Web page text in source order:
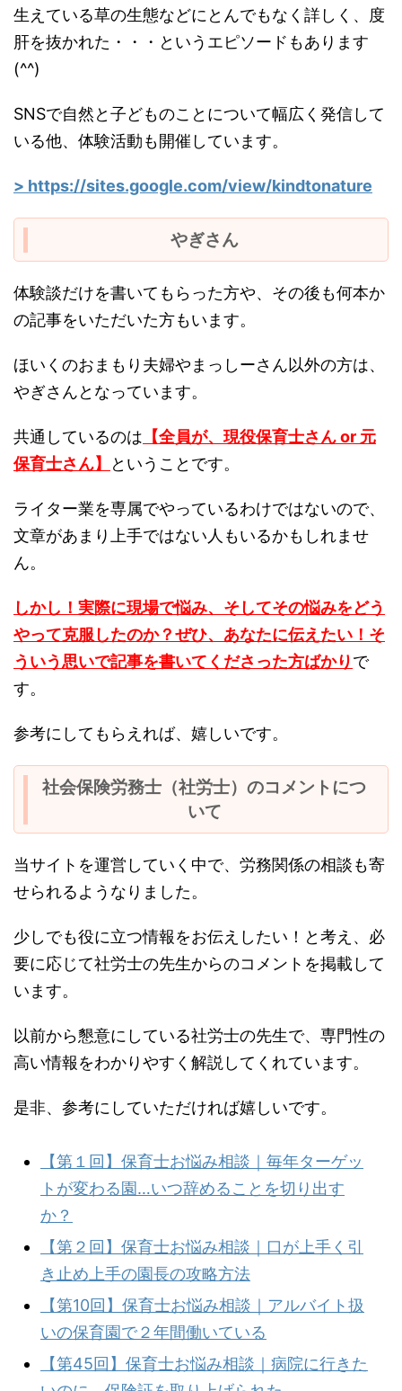
生えている草の生態などにとんでもなく詳しく、度
肝を抜かれた・・・というエピソードもあります
(^^)
SNSで自然と子どものことについて幅広く発信して
いる他、体験活動も開催しています。
> https://sites.google.com/view/kindtonature
やぎさん
体験談だけを書いてもらった方や、その後も何本か
の記事をいただいた方もいます。
ほいくのおまもり夫婦やまっしーさん以外の方は、
やぎさんとなっています。
共通しているのは 【全員が、現役保育士さん or 元
保育士さん】
ということです。
ライター業を専属でやっているわけではないので、
文章があまり上手ではない人もいるかもしれませ
ん。
しかし！実際に現場で悩み、そしてその悩みをどう
やって克服したのか？ぜひ、あなたに伝えたい！そ
ういう思いで記事を書いてくださった方ばかりで
す。
参考にしてもらえれば、嬉しいです。
社会保険労務士（社労士）のコメントにつ
いて
当サイトを運営していく中で、労務関係の相談も寄
せられるようなりました。
少しでも役に立つ情報をお伝えしたい！と考え、必
要に応じて社労士の先生からのコメントを掲載して
います。
以前から懇意にしている社労士の先生で、専門性の
高い情報をわかりやすく解説してくれています。
是非、参考にしていただければ嬉しいです。
【第１回】保育士お悩み相談｜毎年ターゲッ
トが変わる園…いつ辞めることを切り出す
か？
【第２回】保育士お悩み相談｜口が上手く引
き止め上手の園長の攻略方法
【第10回】保育士お悩み相談｜アルバイト扱
いの保育園で２年間働いている
【第45回】保育士お悩み相談｜病院に行きた